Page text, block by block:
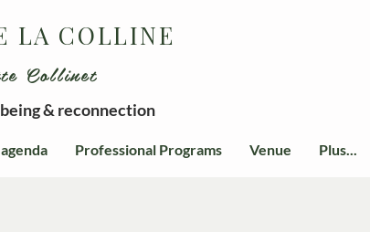
LA COLLINE
Collinet
& reconnection
Professional Programs Venue Plus...